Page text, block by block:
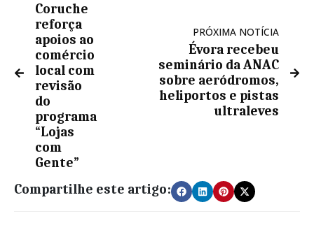
Coruche
reforça
apoios ao
comércio
local com
revisão
do
programa
“Lojas
com
Gente”
PRÓXIMA NOTÍCIA
Évora recebeu
seminário da ANAC
sobre aeródromos,
heliportos e pistas
ultraleves
Compartilhe este artigo: